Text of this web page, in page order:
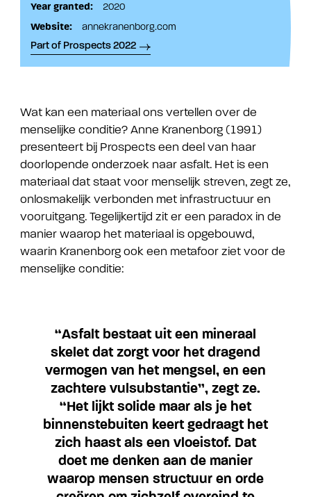
Year granted:
2020
Website:
annekranenborg.com
Part of Prospects 2022
Wat kan een materiaal ons vertellen over de
menselijke conditie? Anne Kranenborg (1991)
presenteert bij Prospects een deel van haar
doorlopende onderzoek naar asfalt. Het is een
materiaal dat staat voor menselijk streven, zegt ze,
onlosmakelijk verbonden met infrastructuur en
vooruitgang. Tegelijkertijd zit er een paradox in de
manier waarop het materiaal is opgebouwd,
waarin Kranenborg ook een metafoor ziet voor de
menselijke conditie:
“Asfalt bestaat uit een mineraal
skelet dat zorgt voor het dragend
vermogen van het mengsel, en een
zachtere vulsubstantie”, zegt ze.
“Het lijkt solide maar als je het
binnenstebuiten keert gedraagt het
zich haast als een vloeistof. Dat
doet me denken aan de manier
waarop mensen structuur en orde